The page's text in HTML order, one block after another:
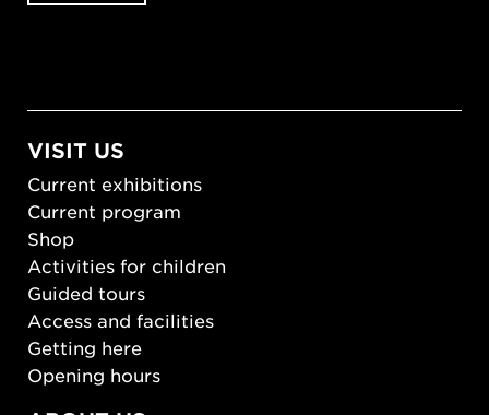
VISIT US
Current exhibitions
Current program
Shop
Activities for children
Guided tours
Access and facilities
Getting here
Opening hours